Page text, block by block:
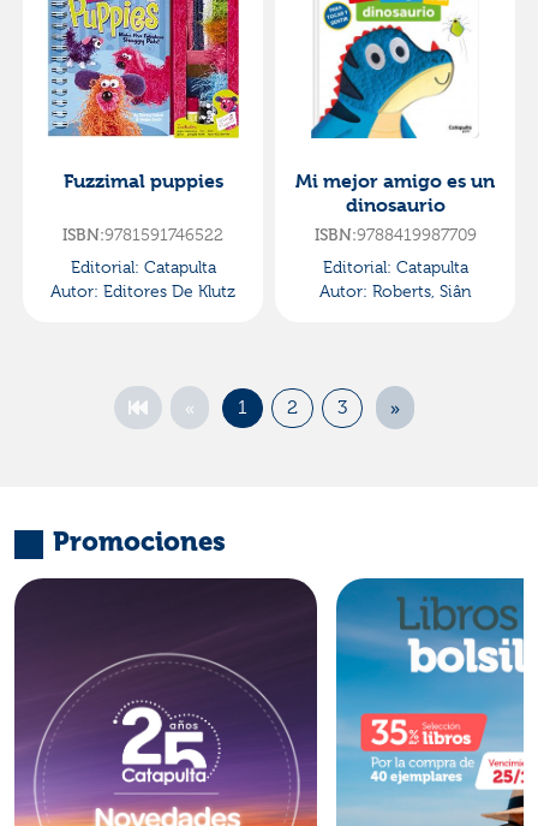
Fuzzimal puppies
ISBN:9781591746522
Editorial: Catapulta
Autor: Editores De Klutz
Mi mejor amigo es un
dinosaurio
ISBN:9788419987709
Editorial: Catapulta
Autor: Roberts, Siân
« 1 2 3 »
Promociones